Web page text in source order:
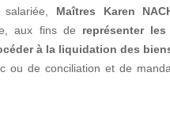
Maîtres Karen
aux fins de représenter les
à la liquidation des
de conciliation et de